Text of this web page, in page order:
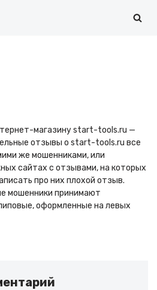
магазину start-tools.ru —
отзывы о start-tools.ru все
же мошенниками, или
сайтах с отзывами, на которых
про них плохой отзыв.
мошенники принимают
оформленные на левых